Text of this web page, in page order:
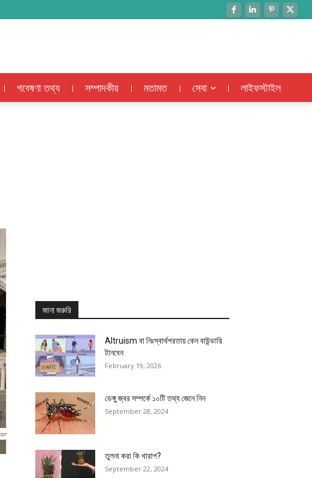
গবেষণা তথ্য সম্পাদকীয় মতামত সেবা লাইফস্টাইল
জানা জরুরি
Altruism বা নিঃস্বার্থপরতায় কেন বাউন্ডারি
টানবেন
February 19, 2026
ডেঙ্গু জ্বর সম্পর্কে ১০টি তথ্য জেনে নিন
September 28, 2024
তুলনা করা কি খারাপ?
September 22, 2024